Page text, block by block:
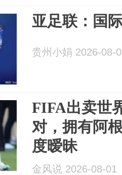
亚足联：国
贵州小娟 2026-08-
FIFA出卖世
对，拥有阿
度暧昧
金风说 2026-08-01